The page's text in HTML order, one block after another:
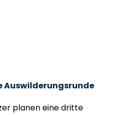
Auswilderungsrunde
planen eine dritte